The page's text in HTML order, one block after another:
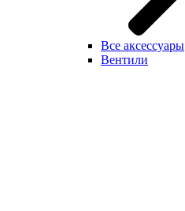
Все аксессуары
Вентили